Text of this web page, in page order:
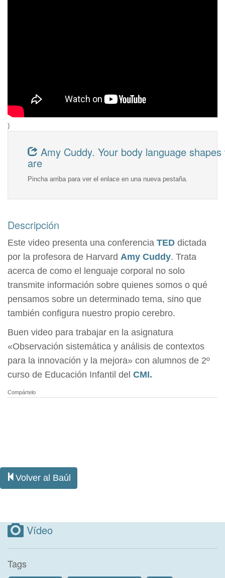
)
Amy Cuddy. Your body language
are
Pincha arriba para ver el enlace en una nueva pestaña.
Descripción
Este video presenta una conferencia TED dictada
por la profesora de Harvard Amy Cuddy. Trata
acerca de como el lenguaje corporal no solo
transmite información sobre quienes somos o qué
pensamos sobre un determinado tema, sino que
también configura nuestro propio cerebro.
Buen video para trabajar en la asignatura
«Observación sistemática y análisis de contextos
para la innovación y la mejora» con alumnos de 2º
curso de Educación Infantil del CMI.
Compártelo
Volver al Baúl
Vídeo
Tags